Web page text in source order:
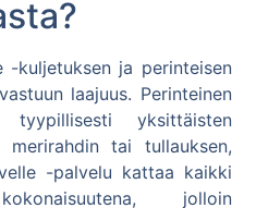
kuljetuksen ja perinteisen
laajuus. Perinteinen
tyypillisesti yksittäisten
merirahdin tai tullauksen,
-palvelu kattaa kaikki
jolloin